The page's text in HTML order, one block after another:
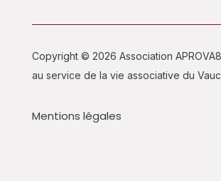
Copyright © 2026 Association
au service de la vie associative du
Mentions légales